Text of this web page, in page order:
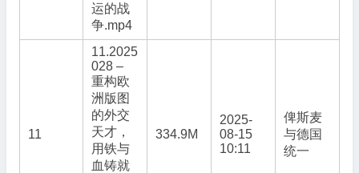
运的战
争.mp4
11
11.2025
028 –
重构欧
洲版图
的外交
天才，
用铁与
血铸就
334.9M
2025-
08-15
10:11
俾斯麦
与德国
统一